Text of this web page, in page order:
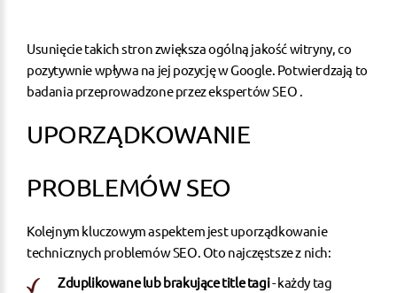
Usunięcie takich stron zwiększa ogólną jakość witryny, co
pozytywnie wpływa na jej pozycję w Google. Potwierdzają to
badania przeprowadzone przez ekspertówSEO
UPORZĄDKOWANIE
PROBLEMÓW SEO
Kolejnym kluczowym aspektem jest uporządkowanie
technicznych problemów SEO. Oto najczęstsze z nich:
Zduplikowane lub brakujące title tagi- każdy tag